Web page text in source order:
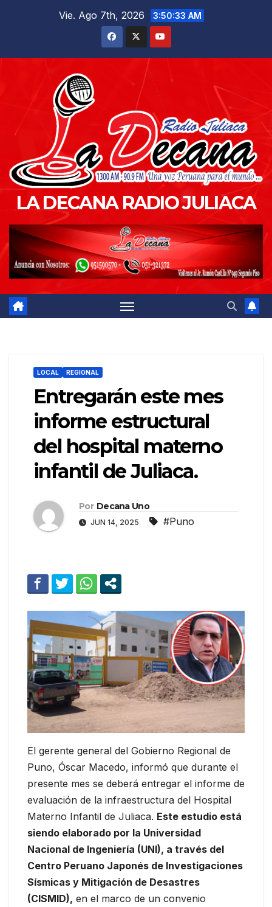
Vie. Ago 7th, 2026 3:50:34 AM
LA DECANA RADIO JULIACA
LOCAL REGIONAL
Entregarán este mes
informe estructural
del hospital materno
infantil de Juliaca.
Por Decana Uno
JUN 14, 2025 #Puno
El gerente general del Gobierno Regional de
Puno, Óscar Macedo, informó que durante el
presente mes se deberá entregar el informe de
evaluación de la infraestructura del Hospital
Materno Infantil de Juliaca. Este estudio está
siendo elaborado por la Universidad
Nacional de Ingeniería (UNI), a través del
Centro Peruano Japonés de Investigaciones
Sísmicas y Mitigación de Desastres
(CISMID), en el marco de un convenio